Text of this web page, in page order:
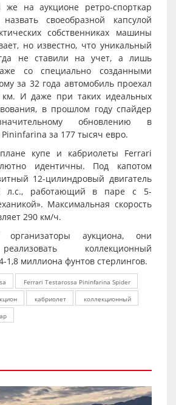
же на аукционе ретро-спорткар
своеобразной капсулой
собственниках машины
но известно, что уникальный
не ставили на учет, а лишь
со специально созданными
за 32 года автомобиль проехал
И даже при таких идеальных
в прошлом году спайдер
обновлению в
за 177 тысяч евро.
купе и кабриолеты Ferrari
идентичны. Под капотом
12-цилиндровый двигатель
л.с., работающий в паре с 5-
Максимальная скорость
290 км/ч.
аукциона, они
коллекционный
1,8 миллиона фунтов стерлингов.
Ferrari Testarossa Pininfarina Spider
кабриолет
коллекционный